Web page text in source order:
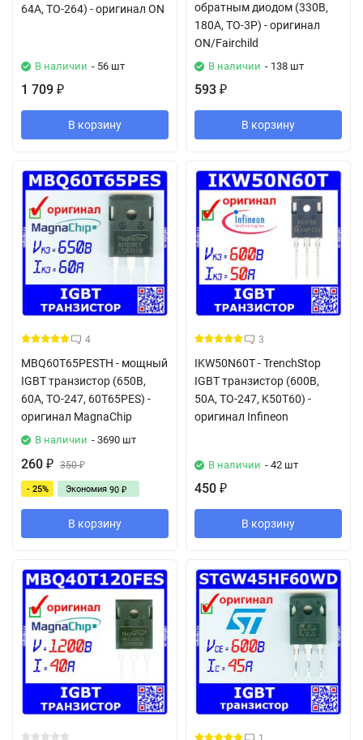
64А, TO-264) - оригинал ON
В наличии - 56 шт
1 709 ₽
В корзину
обратным диодом (330В,
180А, TO-3P) - оригинал
ON/Fairchild
В наличии - 138 шт
593 ₽
В корзину
4
MBQ60T65PESTH - мощный
IGBT транзистор (650В,
60А, TO-247, 60T65PES) -
оригинал MagnaChip
В наличии - 3690 шт
260 ₽ 350₽
- 25% Экономия 90 ₽
В корзину
3
IKW50N60T - TrenchStop
IGBT транзистор (600В,
50А, TO-247, K50T60) -
оригинал Infineon
В наличии - 42 шт
450 ₽
В корзину